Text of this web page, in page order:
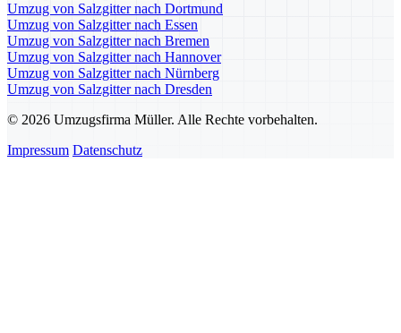
Umzug von Salzgitter nach Dortmund
Umzug von Salzgitter nach Essen
Umzug von Salzgitter nach Bremen
Umzug von Salzgitter nach Hannover
Umzug von Salzgitter nach Nürnberg
Umzug von Salzgitter nach Dresden
© 2026 Umzugsfirma Müller. Alle Rechte vorbehalten.
Impressum Datenschutz